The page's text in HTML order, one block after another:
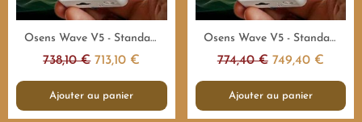
Aperçu rapide Osens Wave V5 - Standard 55.000Hz - 4H - Emetteur fréquences
738,10 € 713,10 €
Ajouter au panier
Aperçu rapide Osens Wave V5 - Standard 55.000Hz - 8H - Emetteur fréquences
774,40 € 749,40 €
Ajouter au panier